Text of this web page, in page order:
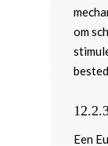
om
Een